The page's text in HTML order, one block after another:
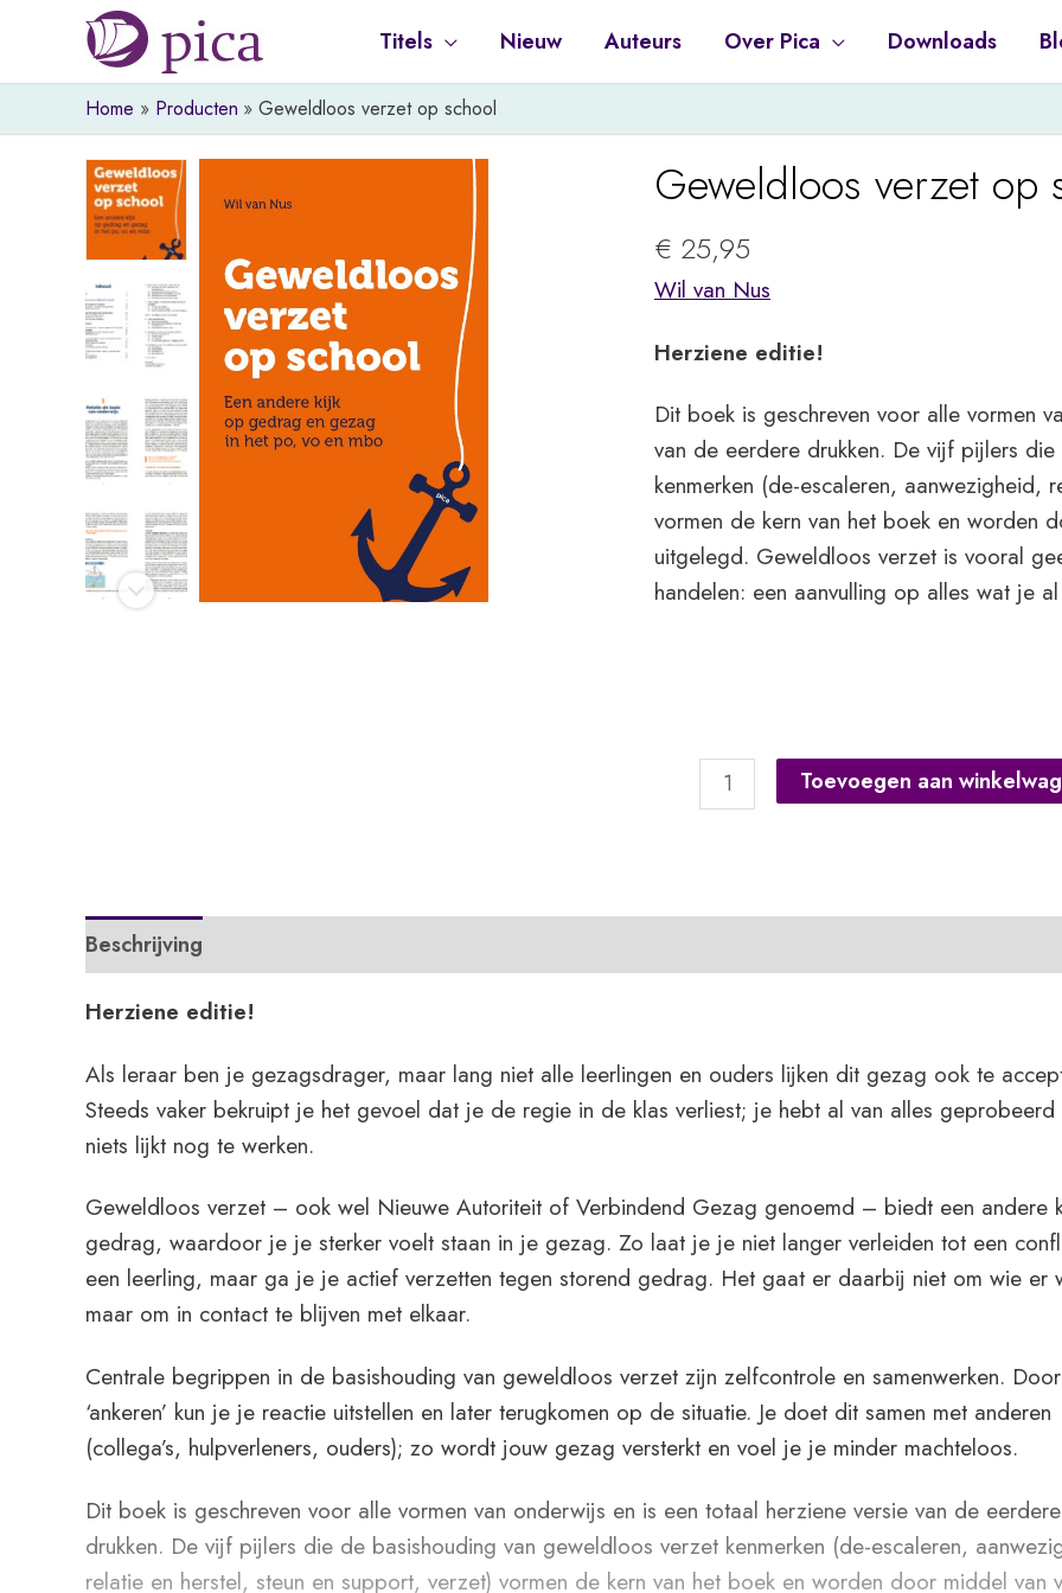
de
Titels Nieuw Auteurs Over Pica Downloads
Home Producten Geweldloos verzet op school
Geweldloos verzet op
€ 25,95
Wil van Nus
Herziene editie!
Dit boek is geschreven voor alle vormen
van de eerdere drukken. De vijf pijlers
kenmerken (de-escaleren, aanwezigheid,
vormen de kern van het boek en worden
uitgelegd. Geweldloos verzet is vooral
handelen: een aanvulling op alles wat je
Geweldloos
verzet
aantal
Toevoegen aan
Beschrijving
Herziene editie!
Als leraar ben je gezagsdrager, maar lang niet alle leerlingen en ouders lijken dit gezag ook te
Steeds vaker bekruipt je het gevoel dat je de regie in de klas verliest; je hebt al van alles geprobeerd
niets lijkt nog te werken.
Geweldloos verzet – ook wel Nieuwe Autoriteit of Verbindend Gezag genoemd – biedt een andere
gedrag, waardoor je je sterker voelt staan in je gezag. Zo laat je je niet langer verleiden tot een
een leerling, maar ga je je actief verzetten tegen storend gedrag. Het gaat er daarbij niet om wie er
maar om in contact te blijven met elkaar.
Centrale begrippen in de basishouding van geweldloos verzet zijn zelfcontrole en samenwerken.
‘ankeren’ kun je je reactie uitstellen en later terugkomen op de situatie. Je doet dit samen met anderen
(collega’s, hulpverleners, ouders); zo wordt jouw gezag versterkt en voel je je minder machteloos.
Dit boek is geschreven voor alle vormen van onderwijs en is een totaal herziene versie van de eerdere
drukken. De vijf pijlers die de basishouding van geweldloos verzet kenmerken (de-escaleren,
relatie en herstel, steun en support, verzet) vormen de kern van het boek en worden door middel van